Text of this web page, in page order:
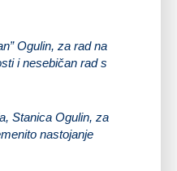
Ogulin, za rad na
i nesebičan rad s
Stanica Ogulin, za
nastojanje